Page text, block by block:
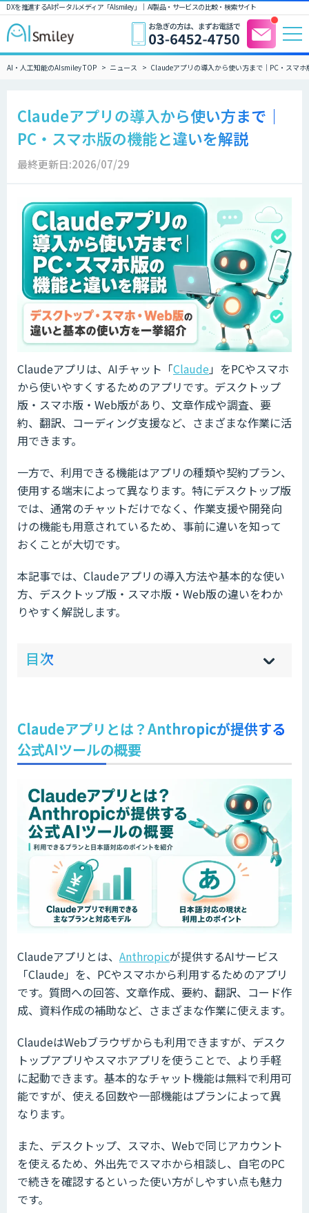
DXを推進するAIポータルメディア「AIsmiley」｜ AI製品・サービスの比較・検索サイト
AI・人工知能のAIsmiley TOP ニュース Claudeアプリの導入から使い方まで｜PC・スマ
Claudeアプリの導入から使い方まで｜
PC・スマホ版の機能と違いを解説
最終更新日:2026/07/29
Claudeアプリは、AIチャット「Claude」をPCやスマホ
から使いやすくするためのアプリです。デスクトップ
版・スマホ版・Web版があり、文章作成や調査、要
約、翻訳、コーディング支援など、さまざまな作業に活
用できます。
一方で、利用できる機能はアプリの種類や契約プラン、
使用する端末によって異なります。特にデスクトップ版
では、通常のチャットだけでなく、作業支援や開発向
けの機能も用意されているため、事前に違いを知って
おくことが大切です。
本記事では、Claudeアプリの導入方法や基本的な使い
方、デスクトップ版・スマホ版・Web版の違いをわか
りやすく解説します。
目次 hi
]
sh
]
Claudeアプリとは？Anthropicが提供する
公式AIツールの概要
Claudeアプリとは、 Anthropicが提供するAIサービス
「Claude」を、PCやスマホから利用するためのアプリ
です。質問への回答、文章作成、要約、翻訳、コード作
成、資料作成の補助など、さまざまな作業に使えます。
ClaudeはWebブラウザからも利用できますが、デスク
トップアプリやスマホアプリを使うことで、より手軽
に起動できます。基本的なチャット機能は無料で利用可
能ですが、使える回数や一部機能はプランによって異
なります。
また、デスクトップ、スマホ、Webで同じアカウント
を使えるため、外出先でスマホから相談し、自宅のPC
で続きを確認するといった使い方がしやすい点も魅力
です。